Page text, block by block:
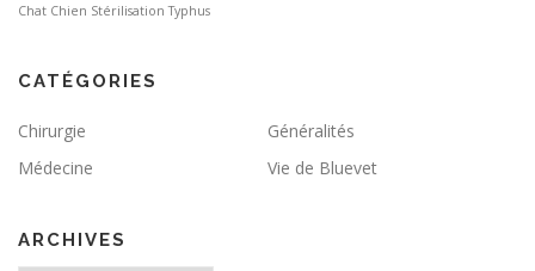
Chat Chien Stérilisation Typhus
CATÉGORIES
Chirurgie
Généralités
Médecine
Vie de Bluevet
ARCHIVES